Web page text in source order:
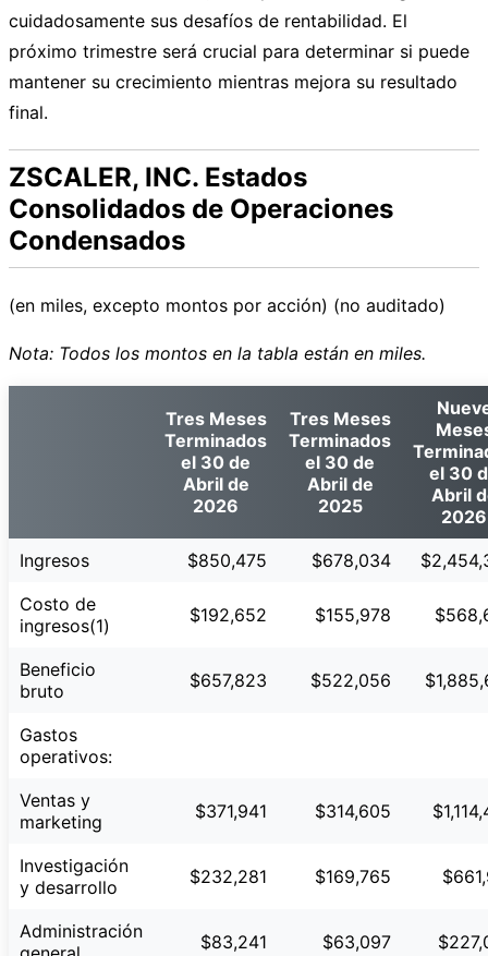
cuidadosamente sus desafíos de rentabilidad. El
próximo trimestre será crucial para determinar si puede
mantener su crecimiento mientras mejora su resultado
final.
ZSCALER, INC. Estados
Consolidados de Operaciones
Condensados
(en miles, excepto montos por acción) (no auditado)
Nota: Todos los montos en la tabla están en miles.
Tres Meses
Terminados
el 30 de
Abril de
2026
Tres Meses
Terminados
el 30 de
Abril de
2025
el 30
Abril
2026
Ingresos
$850,475 $678,034
Costo de
ingresos(1)
$192,652 $155,978
Beneficio
bruto
$657,823 $522,056
Gastos
operativos:
Ventas y
marketing
$371,941 $314,605
Investigación
y desarrollo
$232,281 $169,765
Administración
$83,241 $63,097